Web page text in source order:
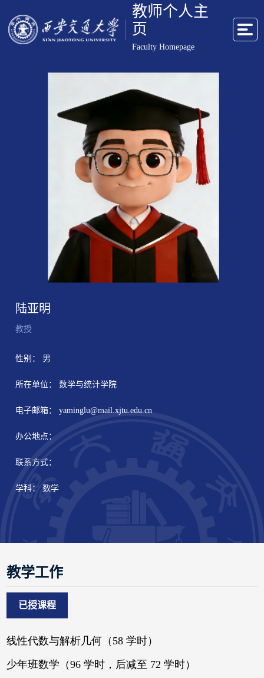
教师个人主
页
Faculty Homepage
陆亚明
教授
性别： 男
所在单位： 数学与统计学院
电子邮箱：yaminglu@mail.xjtu.edu.cn
办公地点：
联系方式：
学科： 数学
教学工作
已授课程